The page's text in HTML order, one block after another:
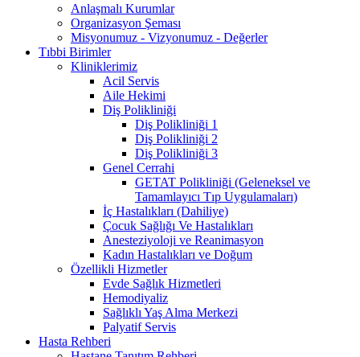
Anlaşmalı Kurumlar
Organizasyon Şeması
Misyonumuz - Vizyonumuz - Değerler
Tıbbi Birimler
Kliniklerimiz
Acil Servis
Aile Hekimi
Diş Polikliniği
Diş Polikliniği 1
Diş Polikliniği 2
Diş Polikliniği 3
Genel Cerrahi
GETAT Polikliniği (Geleneksel ve
Tamamlayıcı Tıp Uygulamaları)
İç Hastalıkları (Dahiliye)
Çocuk Sağlığı Ve Hastalıkları
Anesteziyoloji ve Reanimasyon
Kadın Hastalıkları ve Doğum
Özellikli Hizmetler
Evde Sağlık Hizmetleri
Hemodiyaliz
Sağlıklı Yaş Alma Merkezi
Palyatif Servis
Hasta Rehberi